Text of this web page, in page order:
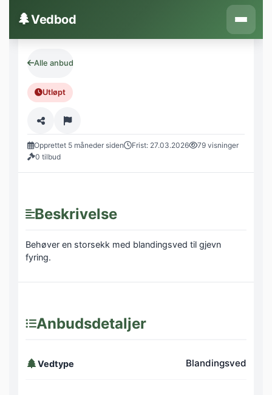
🌲Vedbod
Alle anbud
Utløpt
Opprettet 5 måneder siden Frist: 27.03.2026
79 visninger
0 tilbud
Beskrivelse
Behøver en storsekk med blandingsved til gjevn
fyring.
Anbudsdetaljer
Vedtype Blandingsved